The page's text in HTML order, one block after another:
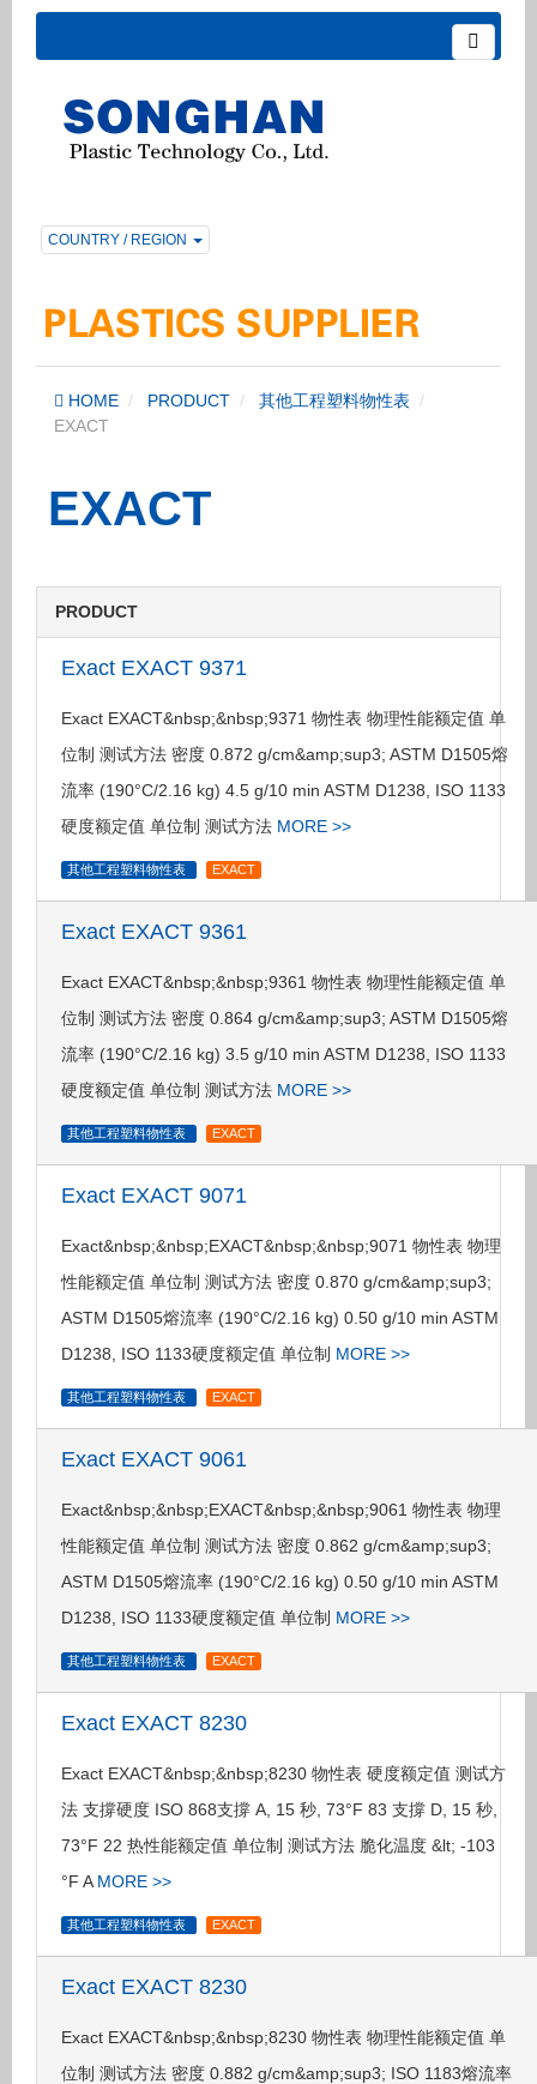
COUNTRY / REGION
HOME PRODUCT
其他工程塑料物性表
EXACT
EXACT
PRODUCT
Exact EXACT 9371
Exact EXACT&nbsp;&nbsp;9371 物性表 物理性能额定值 单
位制 测试方法 密度 0.872 g/cm&amp;sup3; ASTM D1505熔
流率 (190°C/2.16 kg) 4.5 g/10 min ASTM D1238, ISO 1133
硬度额定值 单位制 测试方法 MORE >>
其他工程塑料物性表 EXACT
Exact EXACT 9361
Exact EXACT&nbsp;&nbsp;9361 物性表 物理性能额定值 单
位制 测试方法 密度 0.864 g/cm&amp;sup3; ASTM D1505熔
流率 (190°C/2.16 kg) 3.5 g/10 min ASTM D1238, ISO 1133
硬度额定值 单位制 测试方法 MORE >>
其他工程塑料物性表 EXACT
Exact EXACT 9071
Exact&nbsp;&nbsp;EXACT&nbsp;&nbsp;9071 物性表 物理
性能额定值 单位制 测试方法 密度 0.870 g/cm&amp;sup3;
ASTM D1505熔流率 (190°C/2.16 kg) 0.50 g/10 min ASTM
D1238, ISO 1133硬度额定值 单位制 MORE >>
其他工程塑料物性表 EXACT
Exact EXACT 9061
Exact&nbsp;&nbsp;EXACT&nbsp;&nbsp;9061 物性表 物理
性能额定值 单位制 测试方法 密度 0.862 g/cm&amp;sup3;
ASTM D1505熔流率 (190°C/2.16 kg) 0.50 g/10 min ASTM
D1238, ISO 1133硬度额定值 单位制 MORE >>
其他工程塑料物性表 EXACT
Exact EXACT 8230
Exact EXACT&nbsp;&nbsp;8230 物性表 硬度额定值 测试方
法 支撐硬度 ISO 868支撐 A, 15 秒, 73°F 83 支撐 D, 15 秒,
73°F 22 热性能额定值 单位制 测试方法 脆化温度 &lt; -103
°F A MORE >>
其他工程塑料物性表 EXACT
Exact EXACT 8230
Exact EXACT&nbsp;&nbsp;8230 物性表 物理性能额定值 单
位制 测试方法 密度 0.882 g/cm&amp;sup3; ISO 1183熔流率